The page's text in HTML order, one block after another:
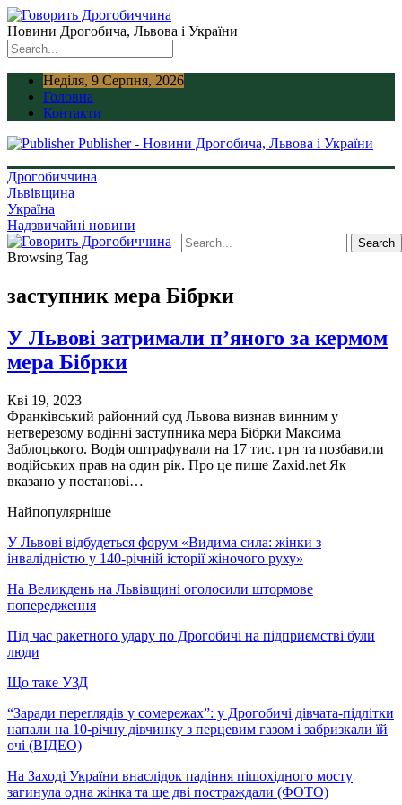
Новини Дрогобича, Львова і України
Неділя, 9 Серпня, 2026
Головна
Контакти
Publisher - Новини Дрогобича, Львова і України
Дрогобиччина
Львівщина
Україна
Надзвичайні новини
Browsing Tag
заступник мера Бібрки
У Львові затримали п’яного за кермом
мера Бібрки
Кві 19, 2023
Франківський районний суд Львова визнав винним у
нетверезому водінні заступника мера Бібрки Максима
Заблоцького. Водія оштрафували на 17 тис. грн та позбавили
водійських прав на один рік. Про це пише Zaxid.net Як
вказано у постанові…
Найпопулярніше
У Львові відбудеться форум «Видима сила: жінки з
інвалідністю у 140-річній історії жіночого руху»
На Великдень на Львівщині оголосили штормове
попередження
Під час ракетного удару по Дрогобичі на підприємстві були
люди
Що таке УЗД
“Заради переглядів у сомережах”: у Дрогобичі дівчата-підлітки
напали на 10-річну дівчинку з перцевим газом і забризкали їй
очі (ВІДЕО)
На Заході України внаслідок падіння пішохідного мосту
загинула одна жінка та ще дві постраждали (ФОТО)